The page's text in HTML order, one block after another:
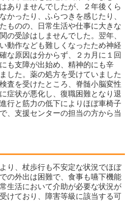
ありませんでしたが、２年後くら
かったり、ふらつきを感じたり、
ものの、日常生活や仕事に大きな
の受診はしませんでした。翌年、
動作なども難しくなったため神経
な原因は分からず、２カ月に１回
も支障が出始め、精神的にも辛
した。薬の処方を受けていました
査を受けたところ、脊髄小脳変性
症状が悪化し、復職困難となり退
行と筋力の低下によりほぼ車椅子
、支援センターの担当の方から当
り、杖歩行も不安定な状況でほぼ
の外出は困難で、食事も嚥下機能
生活において介助が必要な状況が
けており、障害等級に該当する可